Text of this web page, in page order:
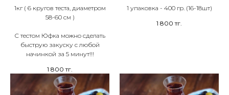
1кг ( 6 кругов теста, диаметром
58-60 см )
С тестом Юфка можно сделать
быструю закуску с любой
начинкой за 5 минут!!!
1 800 тг.
1 упаковка - 400 гр. (16-18шт)
1 800 тг.